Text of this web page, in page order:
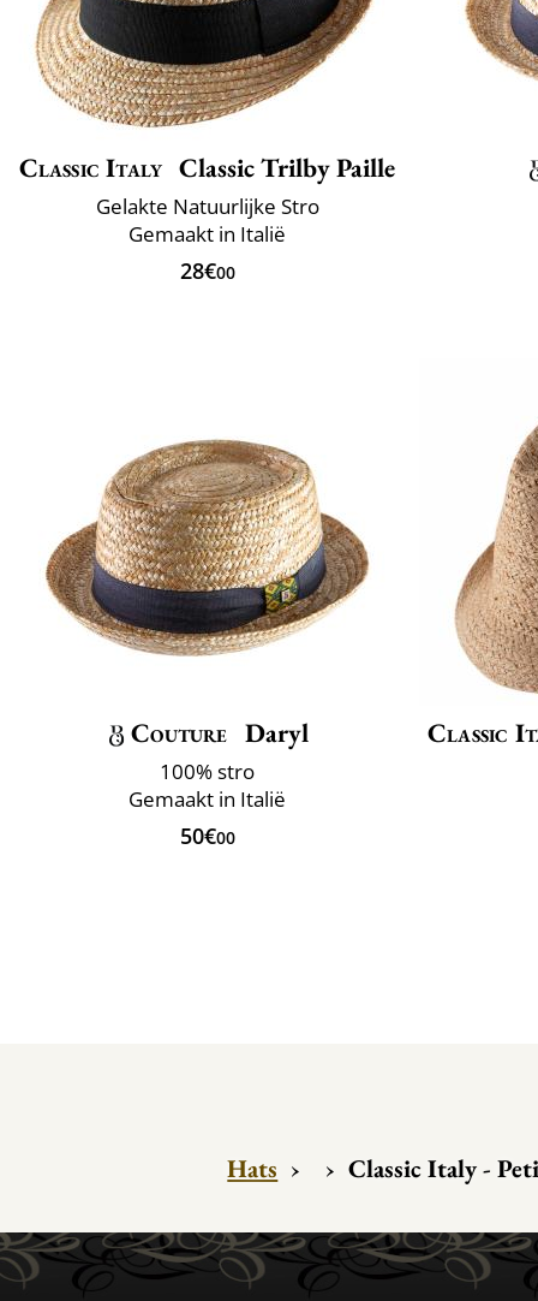
Classic Italy Classic Trilby Paille
Gelakte Natuurlijke Stro
Gemaakt in Italië
28€00
Couture Daryl
100% stro
Gemaakt in Italië
50€00
Classic
Hats › › Classic Italy -